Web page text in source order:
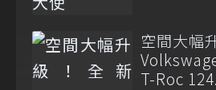
空間大幅
T-Roc